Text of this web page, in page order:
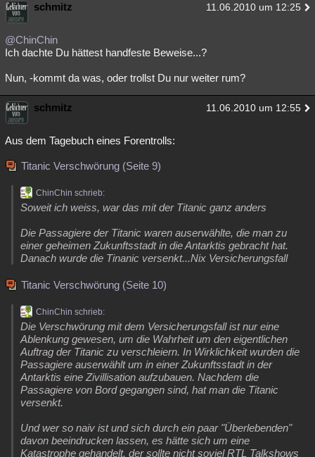
schmitz 11.06.2010 um 12:25
@ChinChin
Ich dachte Du hättest handfeste Beweise...?
Nun, -kommt da was, oder trollst Du nur weiter rum?
schmitz 11.06.2010 um 12:55
Aus dem Tagebuch eines Forentrolls:
Titanic Verschwörung (Seite 9)
ChinChin schrieb:
Soweit ich weiss, war das mit der Titanic ganz anders
Die Passagiere der Titanic waren auserwählte, die man zu
einer geheimen Zukunftsstadt in die Antarktis gebracht hat.
Danach wurde die Tinanic versenkt...Nix Versicherungsfall
Titanic Verschwörung (Seite 10)
ChinChin schrieb:
Die Verschwörung mit dem Versicherungsfall ist nur eine
Ablenkung gewesen, um die Wahrheit um den eigentlichen
Auftrag der Titanic zu verschleiern. In Wirklichkeit wurden die
Passagiere auserwählt um in einer Zukunftsstadt in der
Antarktis eine Zivillisation aufzubauen. Nachdem die
Passagiere von Bord gegangen sind, hat man die Titanic
versenkt.
Und wer so naiv ist und sich durch ein paar "Überlebenden"
davon beeindrucken lassen, es hätte sich um eine
Katastrophe gehandelt, der sollte nicht soviel RTL Talkshows